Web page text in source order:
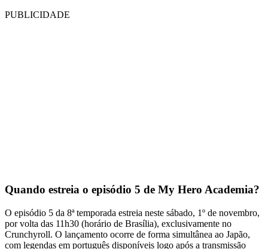
PUBLICIDADE
Quando estreia o episódio 5 de My Hero Academia?
O episódio 5 da 8ª temporada estreia neste sábado, 1º de novembro,
por volta das 11h30 (horário de Brasília), exclusivamente no
Crunchyroll. O lançamento ocorre de forma simultânea ao Japão,
com legendas em português disponíveis logo após a transmissão